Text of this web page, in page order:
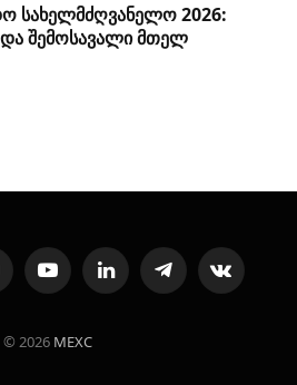
სახელმძღვანელო 2026:
და შემოსავალი მთელ
YouTubeLinkedInTelegramVKontakte
© 2026 MEXC